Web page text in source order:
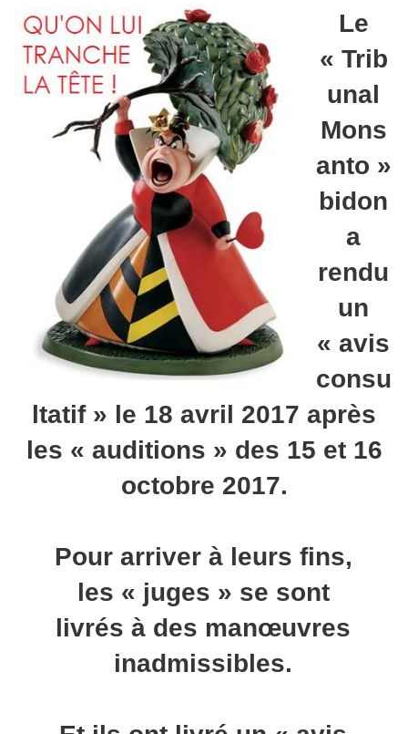
Le
« Trib
unal
Mons
anto »
bidon
a
rendu
un
« avis
consu
ltatif » le 18 avril 2017 après
les « auditions » des 15 et 16
octobre 2017.
Pour arriver à leurs fins,
les « juges » se sont
livrés à des manœuvres
inadmissibles.